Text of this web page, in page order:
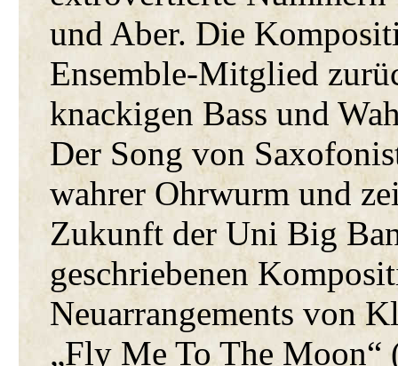
und Aber. Die
Ensemble-Mitglied
knackigen Bass und
Der Song von
wahrer Ohrwurm und
Zukunft der Uni Big
geschriebenen
Neuarrangements von
„Fly Me To The Moon“